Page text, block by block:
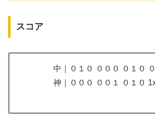
スコア
中｜０１０ ０００ ０１０
神｜０００ ００１ ０１０